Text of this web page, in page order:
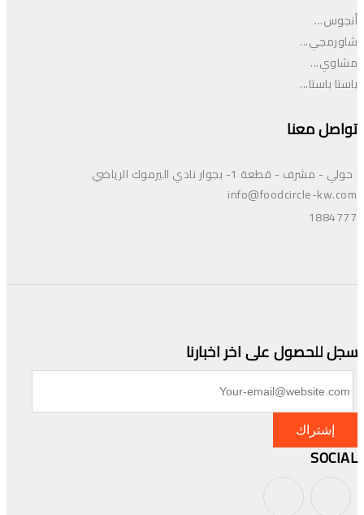
أنجوس...
شاورمجي...
مشاوي...
باستا باستا...
تواصل معنا
حولي - مشرف - قطعة 1- بجوار نادي اليرموك الرياضي
info@foodcircle-kw.com
1884777
سجل للحصول على اخر اخبارنا
إشتراك
SOCIAL